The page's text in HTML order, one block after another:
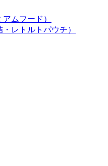
ムフード）
レトルトパウチ）